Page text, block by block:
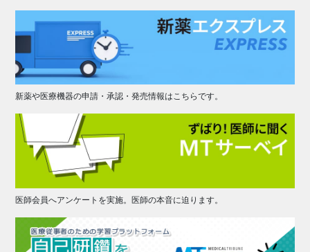
新薬や医療機器の申請・承認・発売情報はこちらです。
医師会員へアンケートを実施。医師の本音に迫ります。